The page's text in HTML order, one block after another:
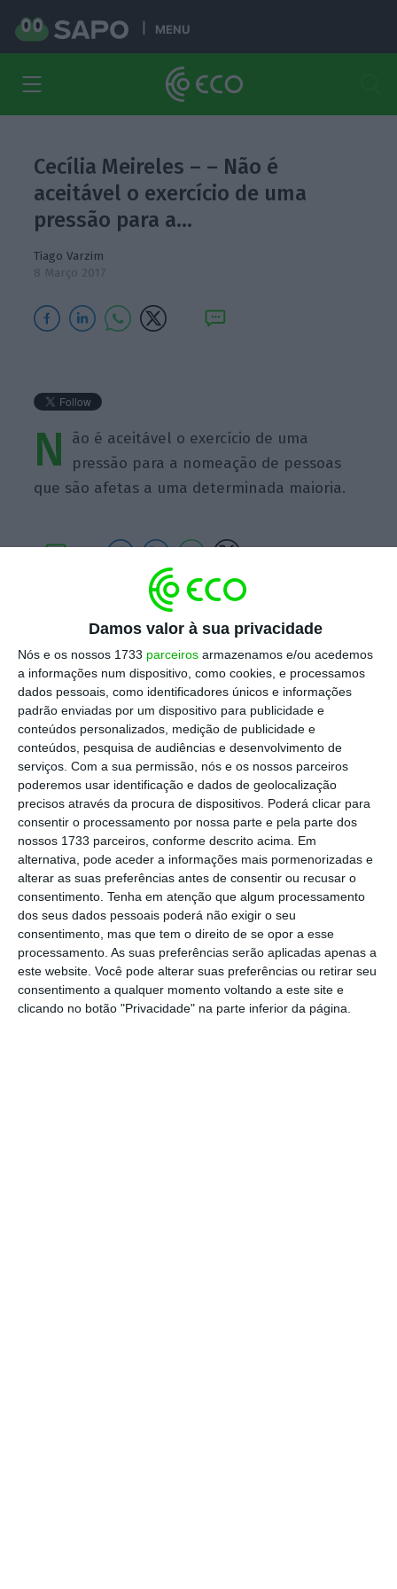
Damos valor à sua privacidade
Nós e os nossos 1733 parceiros armazenamos e/ou acedemos
a informações num dispositivo, como cookies, e processamos
dados pessoais, como identificadores únicos e informações
padrão enviadas por um dispositivo para publicidade e
conteúdos personalizados, medição de publicidade e
conteúdos, pesquisa de audiências e desenvolvimento de
serviços. Com a sua permissão, nós e os nossos parceiros
poderemos usar identificação e dados de geolocalização
precisos através da procura de dispositivos. Poderá clicar para
consentir o processamento por nossa parte e pela parte dos
nossos 1733 parceiros, conforme descrito acima. Em
alternativa, pode aceder a informações mais pormenorizadas e
alterar as suas preferências antes de consentir ou recusar o
consentimento. Tenha em atenção que algum processamento
dos seus dados pessoais poderá não exigir o seu
consentimento, mas que tem o direito de se opor a esse
processamento. As suas preferências serão aplicadas apenas a
este website. Você pode alterar suas preferências ou retirar seu
consentimento a qualquer momento voltando a este site e
clicando no botão "Privacidade" na parte inferior da página.
MENU
Cecília Meireles – – Não é
aceitável o exercício de uma
pressão para a…
Tiago Varzim
8 Março 2017
N
ão é aceitável o exercício de uma
pressão para a nomeação de pessoas
que são afetas a uma determinada maioria.
Assine o ECO Premium
No momento em que a informação é
mais importante do que nunca, apoie
o jornalismo independente e rigoroso.
De que forma? Assine o ECO Premium e
tenha acesso a notícias exclusivas, à
opinião que conta, às reportagens e
especiais que mostram o outro lado da
história.
Esta assinatura é uma forma de apoiar
o ECO e os seus jornalistas. A nossa